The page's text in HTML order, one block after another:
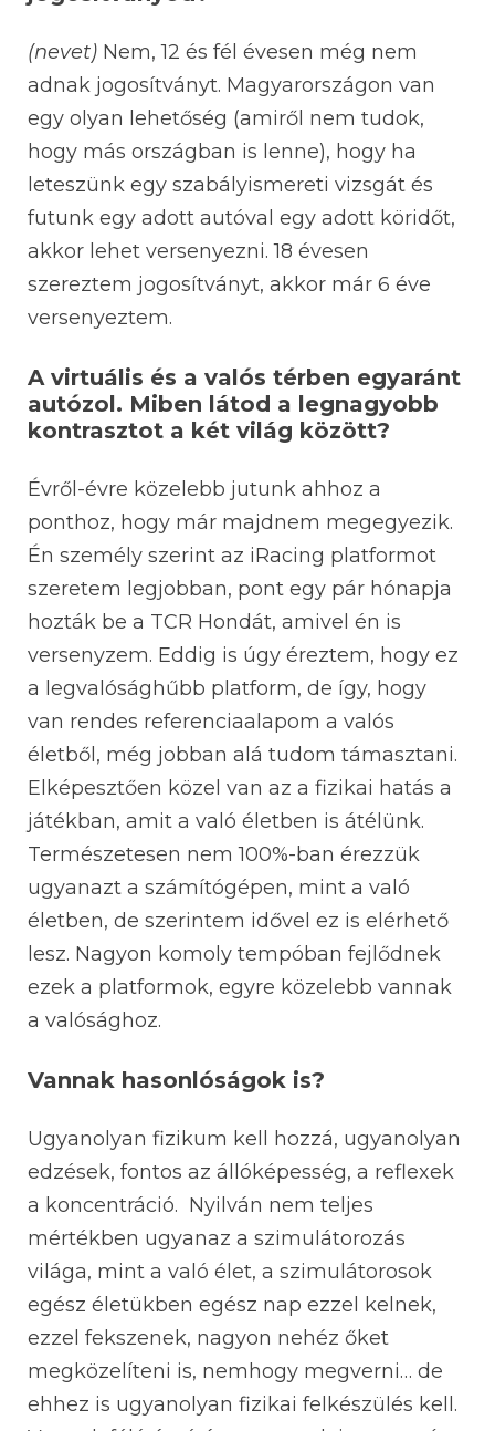
(nevet) Nem, 12 és fél évesen még nem
adnak jogosítványt. Magyarországon van
egy olyan lehetőség (amiről nem tudok,
hogy más országban is lenne), hogy ha
leteszünk egy szabályismereti vizsgát és
futunk egy adott autóval egy adott köridőt,
akkor lehet versenyezni. 18 évesen
szereztem jogosítványt, akkor már 6 éve
versenyeztem.
A virtuális és a valós térben egyaránt
autózol. Miben látod a legnagyobb
kontrasztot a két világ között?
Évről-évre közelebb jutunk ahhoz a
ponthoz, hogy már majdnem megegyezik.
Én személy szerint az iRacing platformot
szeretem legjobban, pont egy pár hónapja
hozták be a TCR Hondát, amivel én is
versenyzem. Eddig is úgy éreztem, hogy ez
a legvalósághűbb platform, de így, hogy
van rendes referenciaalapom a valós
életből, még jobban alá tudom támasztani.
Elképesztően közel van az a fizikai hatás a
játékban, amit a való életben is átélünk.
Természetesen nem 100%-ban érezzük
ugyanazt a számítógépen, mint a való
életben, de szerintem idővel ez is elérhető
lesz. Nagyon komoly tempóban fejlődnek
ezek a platformok, egyre közelebb vannak
a valósághoz.
Vannak hasonlóságok is?
Ugyanolyan fizikum kell hozzá, ugyanolyan
edzések, fontos az állóképesség, a reflexek
a koncentráció. Nyilván nem teljes
mértékben ugyanaz a szimulátorozás
világa, mint a való élet, a szimulátorosok
egész életükben egész nap ezzel kelnek,
ezzel fekszenek, nagyon nehéz őket
megközelíteni is, nemhogy megverni… de
ehhez is ugyanolyan fizikai felkészülés kell.